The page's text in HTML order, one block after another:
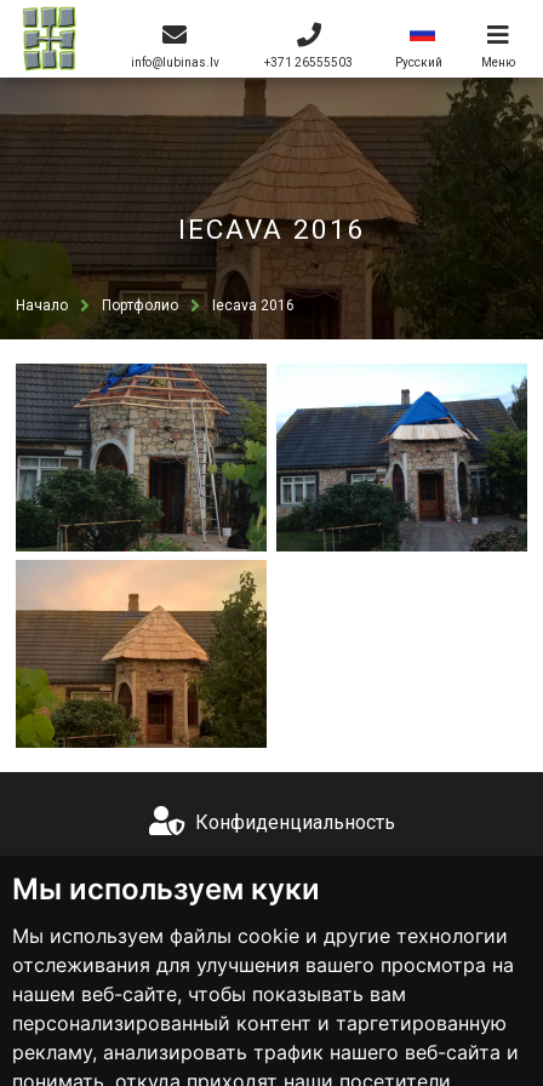
Мы используем куки
Мы используем файлы cookie и другие технологии
отслеживания для улучшения вашего просмотра на
нашем веб-сайте, чтобы показывать вам
персонализированный контент и таргетированную
рекламу, анализировать трафик нашего веб-сайта и
понимать, откуда приходят наши посетители.
info@lubinas.lv +371 26555503 Pусский Меню
IECAVA 2016
Начало Портфолио Iecava 2016
Конфиденциальность
+371 26555503
info@lubinas.lv
Instagram